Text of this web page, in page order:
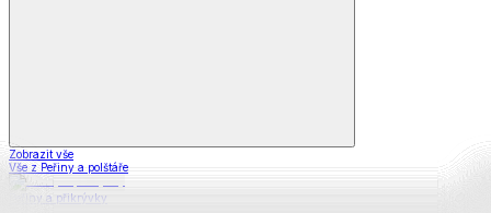
Zobrazit vše
Vše z Peřiny a polštáře
Peřiny a přikrývky